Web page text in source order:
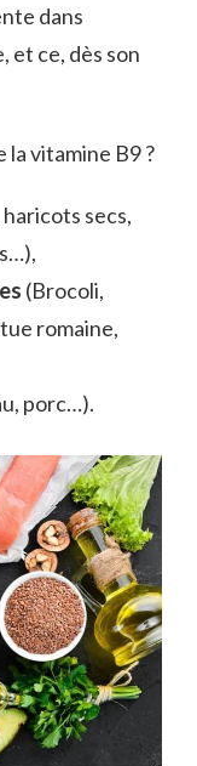
dans
et ce, dès son
la vitamine B9 ?
secs,
(Brocoli,
romaine,
porc…).